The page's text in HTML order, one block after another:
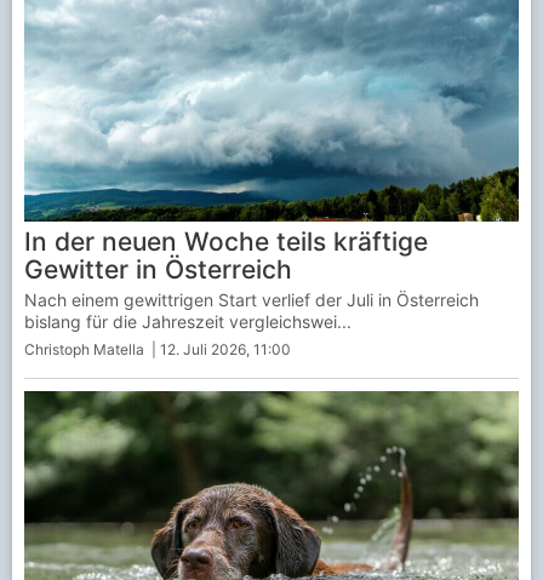
In der neuen Woche teils kräftige
Gewitter in Österreich
Christoph Matella | 12. Juli 2026, 11:00
Nach einem gewittrigen Start verlief der Juli in Österreich
bislang für die Jahreszeit vergleichswei...